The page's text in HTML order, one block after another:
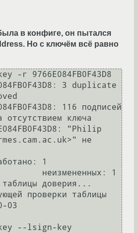
в конфиге, он пытался
Но с ключём всё равно
-r 9766E084FB0F43D8
3 duplicate
116 подписей
отсутствием ключа
"Philip
не
1
неизмененных: 1
таблицы доверия...
проверки таблицы
03
key --lsign-key